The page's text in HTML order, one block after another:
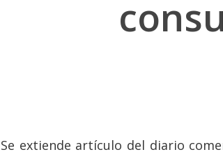
Se extiende artículo del diario